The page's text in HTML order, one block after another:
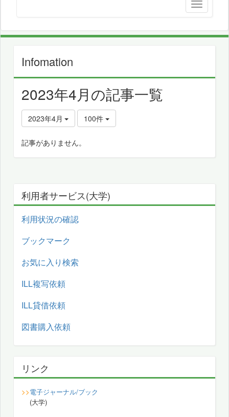
Infomation
2023年4月の記事一覧
2023年4月 100件
記事がありません。
利用者サービス(大学)
利用状況の確認
ブックマーク
お気に入り検索
ILL複写依頼
ILL貸借依頼
図書購入依頼
リンク
>>電子ジャーナル/ブック
(大学)